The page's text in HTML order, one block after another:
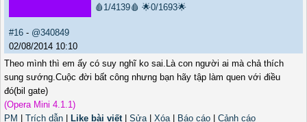
🩸1/4139🩸 🌟0/1693🌟
#16 - @340849
02/08/2014 10:10
Theo mình thì em ấy có suy nghĩ ko sai.Là con người ai mà chả thích
sung sướng.Cuộc đời bất công nhưng bạn hãy tập làm quen với điều
đó(bil gate)
(Opera Mini 4.1.1)
PM
Trích dẫn Like bài viết| Sửa| Xóa| Báo cáo Cảnh cáo